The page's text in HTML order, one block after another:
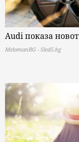
Audi показа
MelomanBG - Sled5.bg